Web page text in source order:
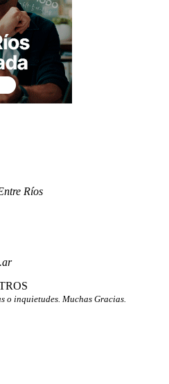
Ríos
o inquietudes. Muchas Gracias.